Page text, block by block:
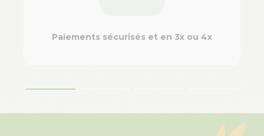
Paiements sécurisés et en 3x ou 4x